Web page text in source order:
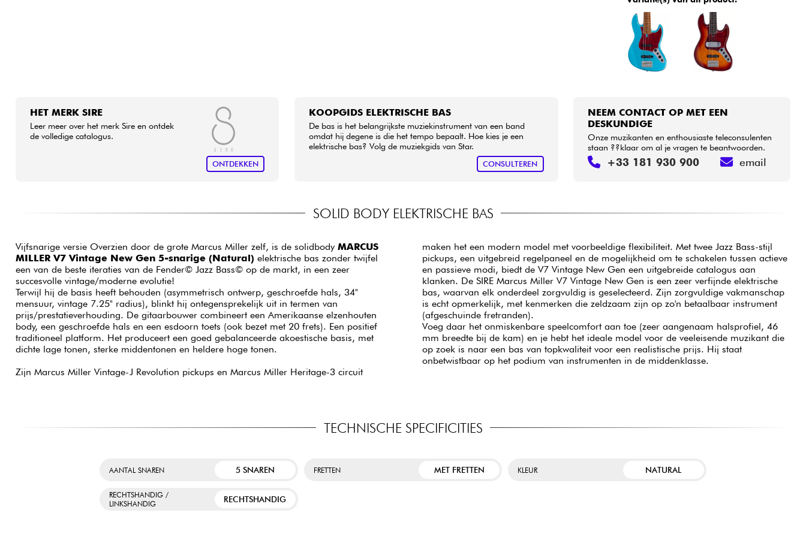
HET MERK SIRE
Leer meer over het merk Sire en ontdek
de volledige catalogus.
ONTDEKKEN
KOOPGIDS ELEKTRISCHE BAS
De bas is het belangrijkste muziekinstrument van een band
omdat hij degene is die het tempo bepaalt. Hoe kies je een
elektrische bas? Volg de muziekgids van Star.
CONSULTEREN
NEEM CONTACT OP MET EEN
DESKUNDIGE
Onze muzikanten en enthousiaste teleconsulenten
staan ??klaar om al je vragen te beantwoorden.
+33 181 930 900 email
SOLID BODY ELEKTRISCHE BAS
Vijfsnarige versie Overzien door de grote Marcus Miller zelf, is de solidbody MARCUS
MILLER V7 Vintage New Gen 5-snarige (Natural) elektrische bas zonder twijfel
een van de beste iteraties van de Fender© Jazz Bass© op de markt, in een zeer
succesvolle vintage/moderne evolutie!
Terwijl hij de basis heeft behouden (asymmetrisch ontwerp, geschroefde hals, 34"
mensuur, vintage 7.25" radius), blinkt hij ontegensprekelijk uit in termen van
prijs/prestatieverhouding. De gitaarbouwer combineert een Amerikaanse elzenhouten
body, een geschroefde hals en een esdoorn toets (ook bezet met 20 frets). Een positief
traditioneel platform. Het produceert een goed gebalanceerde akoestische basis, met
dichte lage tonen, sterke middentonen en heldere hoge tonen.
Zijn Marcus Miller Vintage-J Revolution pickups en Marcus Miller Heritage-3 circuit
maken het een modern model met voorbeeldige flexibiliteit. Met twee Jazz Bass-stijl
pickups, een uitgebreid regelpaneel en de mogelijkheid om te schakelen tussen actieve
en passieve modi, biedt de V7 Vintage New Gen een uitgebreide catalogus aan
klanken. De SIRE Marcus Miller V7 Vintage New Gen is een zeer verfijnde elektrische
bas, waarvan elk onderdeel zorgvuldig is geselecteerd. Zijn zorgvuldige vakmanschap
is echt opmerkelijk, met kenmerken die zeldzaam zijn op zo'n betaalbaar instrument
(afgeschuinde fretranden).
Voeg daar het onmiskenbare speelcomfort aan toe (zeer aangenaam halsprofiel, 46
mm breedte bij de kam) en je hebt het ideale model voor de veeleisende muzikant die
op zoek is naar een bas van topkwaliteit voor een realistische prijs. Hij staat
onbetwistbaar op het podium van instrumenten in de middenklasse.
TECHNISCHE SPECIFICITIES
AANTAL SNAREN 5 SNAREN FRETTEN MET FRETTEN KLEUR NATURAL
RECHTSHANDIG /
LINKSHANDIG
RECHTSHANDIG